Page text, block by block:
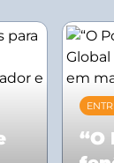
“O